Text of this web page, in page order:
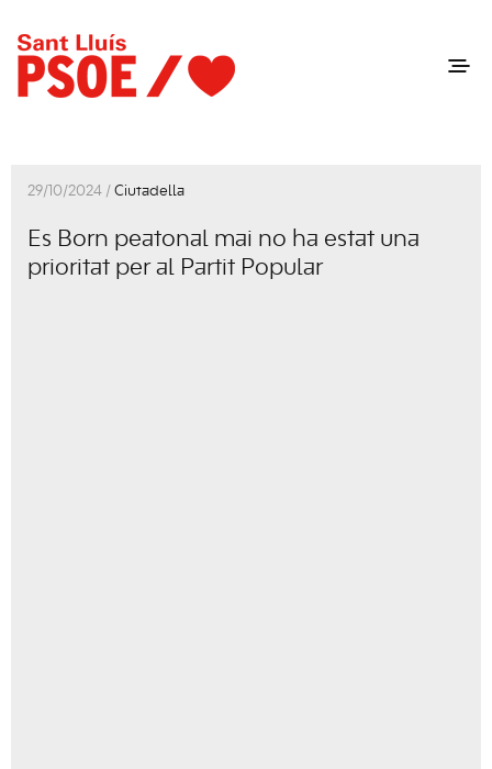
29/10/2024 / Ciutadella
Es Born peatonal mai no ha estat una
prioritat per al Partit Popular